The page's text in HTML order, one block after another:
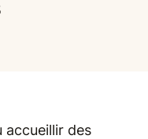
accueillir des